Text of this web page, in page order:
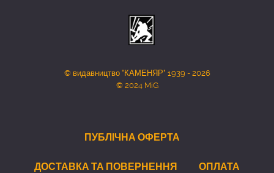
© видавництво "КАМЕНЯР" 1939 - 2026
© 2024 MiG
ПУБЛІЧНА ОФЕРТА
ДОСТАВКА ТА ПОВЕРНЕННЯ ОПЛАТА